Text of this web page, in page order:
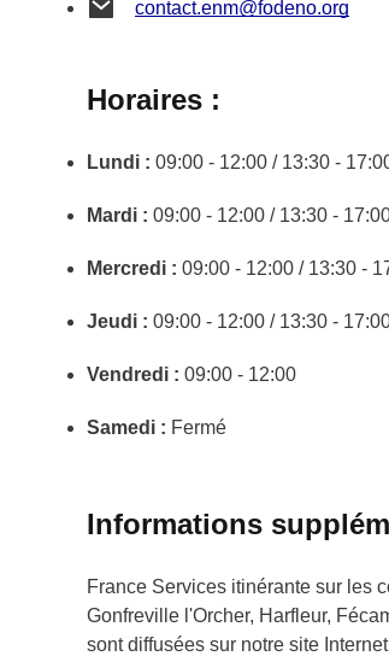
contact.enm@fodeno.org
Horaires :
Lundi : 09:00 - 12:00 / 13:30 -
Mardi : 09:00 - 12:00 / 13:30 -
Mercredi : 09:00 - 12:00 / 13:30 -
Jeudi : 09:00 - 12:00 / 13:30 -
Vendredi : 09:00 - 12:00
Samedi : Fermé
Informations
France Services itinérante sur les
Gonfreville l'Orcher, Harfleur,
sont diffusées sur notre site